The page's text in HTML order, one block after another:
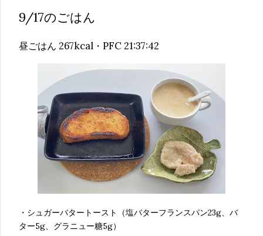
9/17のごはん
昼ごはん 267kcal・PFC 21:37:42
・シュガーバタートースト（塩バターフランスパン23g、バ
ター5g、グラニュー糖5g）